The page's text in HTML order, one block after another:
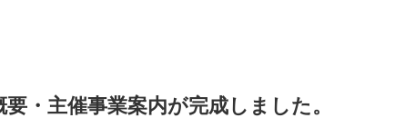
・主催事業案内が完成しました。